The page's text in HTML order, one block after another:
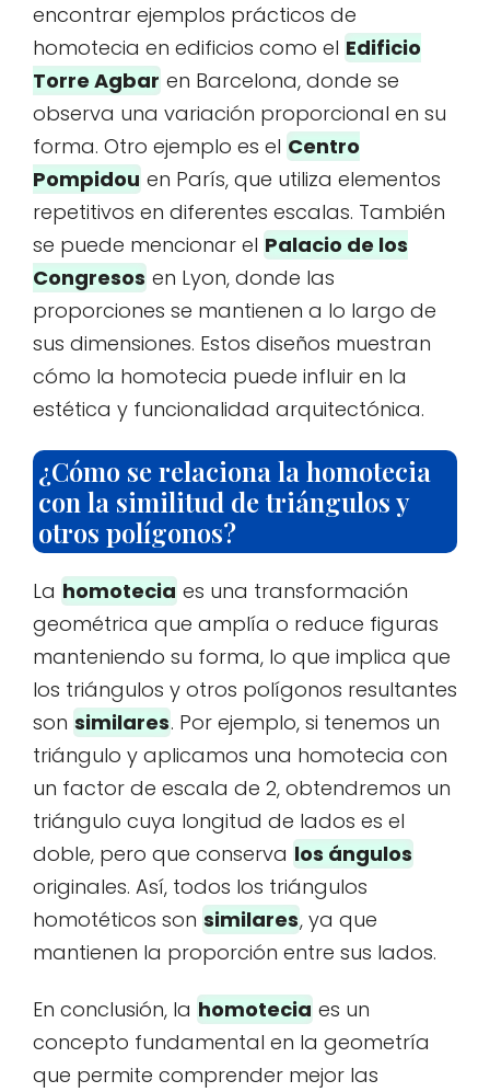
encontrar ejemplos prácticos de
homotecia en edificios como el Edificio
Torre Agbar en Barcelona, donde se
observa una variación proporcional en su
forma. Otro ejemplo es el Centro
Pompidou en París, que utiliza elementos
repetitivos en diferentes escalas. También
se puede mencionar el Palacio de los
Congresos en Lyon, donde las
proporciones se mantienen a lo largo de
sus dimensiones. Estos diseños muestran
cómo la homotecia puede influir en la
estética y funcionalidad arquitectónica.
¿Cómo se relaciona la homotecia
con la similitud de triángulos y
otros polígonos?
La homotecia es una transformación
geométrica que amplía o reduce figuras
manteniendo su forma, lo que implica que
los triángulos y otros polígonos resultantes
son similares. Por ejemplo, si tenemos un
triángulo y aplicamos una homotecia con
un factor de escala de 2, obtendremos un
triángulo cuya longitud de lados es el
doble, pero que conserva los ángulos
originales. Así, todos los triángulos
homotéticos son similares, ya que
mantienen la proporción entre sus lados.
En conclusión, la homotecia es un
concepto fundamental en la geometría
que permite comprender mejor las